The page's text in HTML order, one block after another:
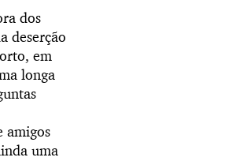
dos
deserção
em
longa
amigos
uma